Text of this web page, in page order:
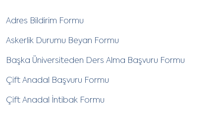
Adres Bildirim Formu
Askerlik Durumu Beyan Formu
Başka Üniversiteden Ders Alma Başvuru Formu
Çift Anadal Başvuru Formu
Çift Anadal İntibak Formu